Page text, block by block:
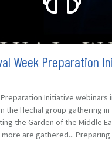
Week Preparation
Initiative webinars
the Hechal group gathering in
the Garden of the Middle
are gathered... Preparing